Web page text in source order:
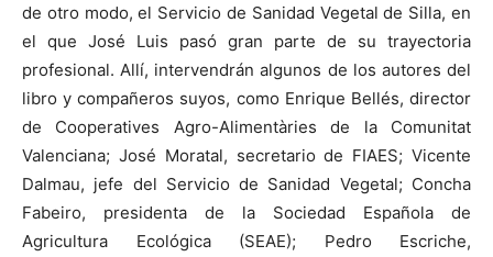
de otro modo, el Servicio de Sanidad Vegetal de Silla, en
el que José Luis pasó gran parte de su trayectoria
profesional. Allí, intervendrán algunos de los autores del
libro y compañeros suyos, como Enrique Bellés, director
de Cooperatives Agro-Alimentàries de la Comunitat
Valenciana; José Moratal, secretario de FIAES; Vicente
Dalmau, jefe del Servicio de Sanidad Vegetal; Concha
Fabeiro, presidenta de la Sociedad Española de
Agricultura Ecológica (SEAE); Pedro Escriche,